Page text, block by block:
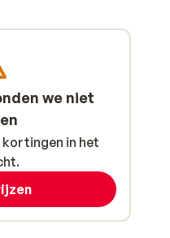
we niet
kortingen in het